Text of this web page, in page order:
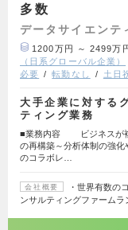
多数
データサイエンテ
1200万円 ～ 2499万
（日系グローバル企業）
必要
転勤なし 土日
大手企業に対する
ティング業務
■業務内容 ビジネスが複
の再構築～分析体制の強化
のコラボレ…
会社概要
・世界有数の
ンサルティングファーム